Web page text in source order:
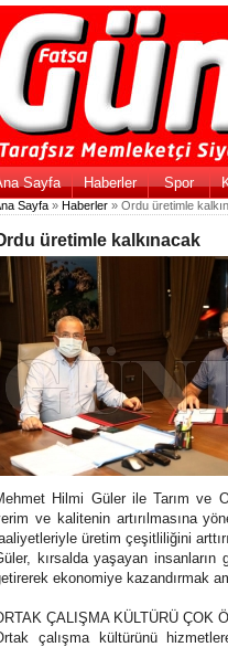
Sayfa Haberler Spor
Sayfa » Haberler » Ordu üretimle
üretimle kalkınacak
Hilmi Güler ile Tarım ve
ve kalitenin artırılmasına
üretim çeşitliliğini
kırsalda yaşayan
ekonomiye kazandırmak
ÇALIŞMA KÜLTÜRÜ ÇOK
çalışma kültürünü